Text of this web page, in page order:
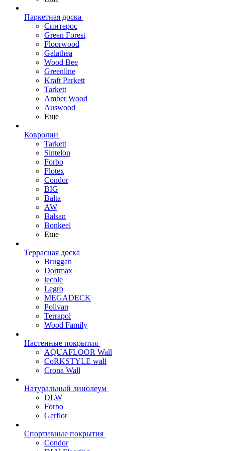
Паркетная доска
Синтерос
Green Forest
Floorwood
Galathea
Wood Bee
Greenline
Kraft Parkett
Tarkett
Amber Wood
Auswood
Еще
Ковролин
Tarkett
Sintelon
Forbo
Flotex
Condor
BIG
Balta
AW
Balsan
Bonkeel
Еще
Террасная доска
Bruggan
Dortmax
lecole
Legro
MEGADECK
Polivan
Terrapol
Wood Family
Настенные покрытия
AQUAFLOOR Wall
CoRKSTYLE wall
Crona Wall
Натуральный линолеум
DLW
Forbo
Gerflor
Спортивные покрытия
Condor